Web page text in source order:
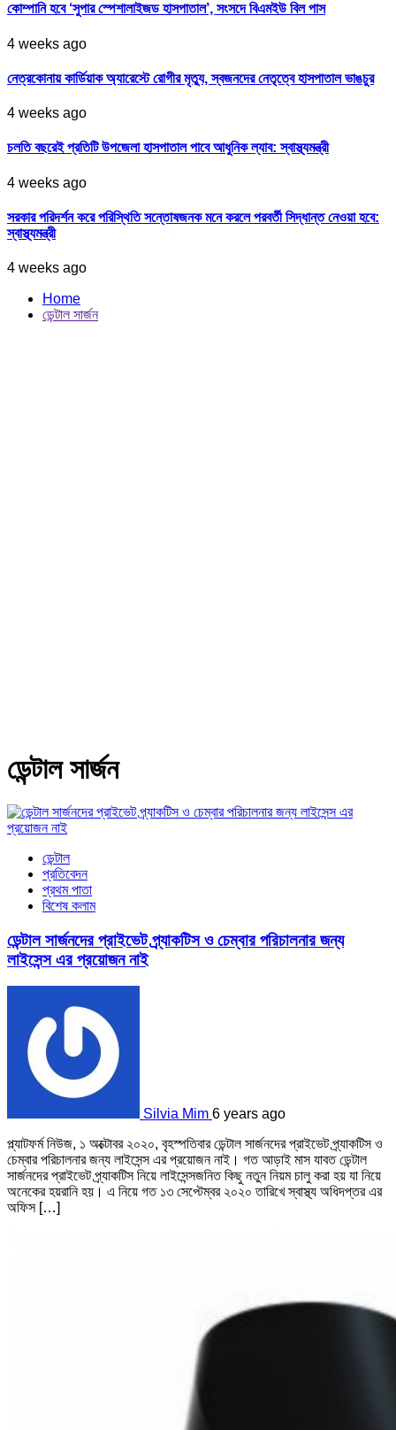
কোম্পানি হবে ‘সুপার স্পেশালাইজড হাসপাতাল’, সংসদে বিএমইউ বিল পাস
4 weeks ago
নেত্রকোনায় কার্ডিয়াক অ্যারেস্টে রোগীর মৃত্যু, স্বজনদের নেতৃত্বে হাসপাতাল ভাঙচুর
4 weeks ago
চলতি বছরেই প্রতিটি উপজেলা হাসপাতাল পাবে আধুনিক ল্যাব: স্বাস্থ্যমন্ত্রী
4 weeks ago
সরকার পরিদর্শন করে পরিস্থিতি সন্তোষজনক মনে করলে পরবর্তী সিদ্ধান্ত নেওয়া হবে:
স্বাস্থ্যমন্ত্রী
4 weeks ago
Home
ডেন্টাল সার্জন
ডেন্টাল সার্জন
ডেন্টাল
প্রতিবেদন
প্রথম পাতা
বিশেষ কলাম
ডেন্টাল সার্জনদের প্রাইভেট প্র্যাকটিস ও চেম্বার পরিচালনার জন্য
লাইসেন্স এর প্রয়োজন নাই
Silvia Mim 6 years ago
প্ল্যাটফর্ম নিউজ, ১ অক্টোবর ২০২০, বৃহস্পতিবার ডেন্টাল সার্জনদের প্রাইভেট প্র্যাকটিস ও
চেম্বার পরিচালনার জন্য লাইসেন্স এর প্রয়োজন নাই। গত আড়াই মাস যাবত ডেন্টাল
সার্জনদের প্রাইভেট প্র্যাকটিস নিয়ে লাইসেন্সজনিত কিছু নতুন নিয়ম চালু করা হয় যা নিয়ে
অনেকের হয়রানি হয়। এ নিয়ে গত ১৩ সেপ্টেম্বর ২০২০ তারিখে স্বাস্থ্য অধিদপ্তর এর
অফিস […]